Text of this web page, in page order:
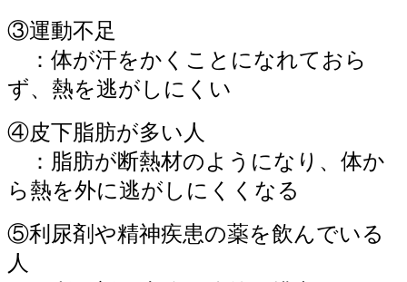
③運動不足
：体が汗をかくことになれておら
ず、熱を逃がしにくい
④皮下脂肪が多い人
：脂肪が断熱材のようになり、体か
ら熱を外に逃がしにくくなる
⑤利尿剤や精神疾患の薬を飲んでいる
人